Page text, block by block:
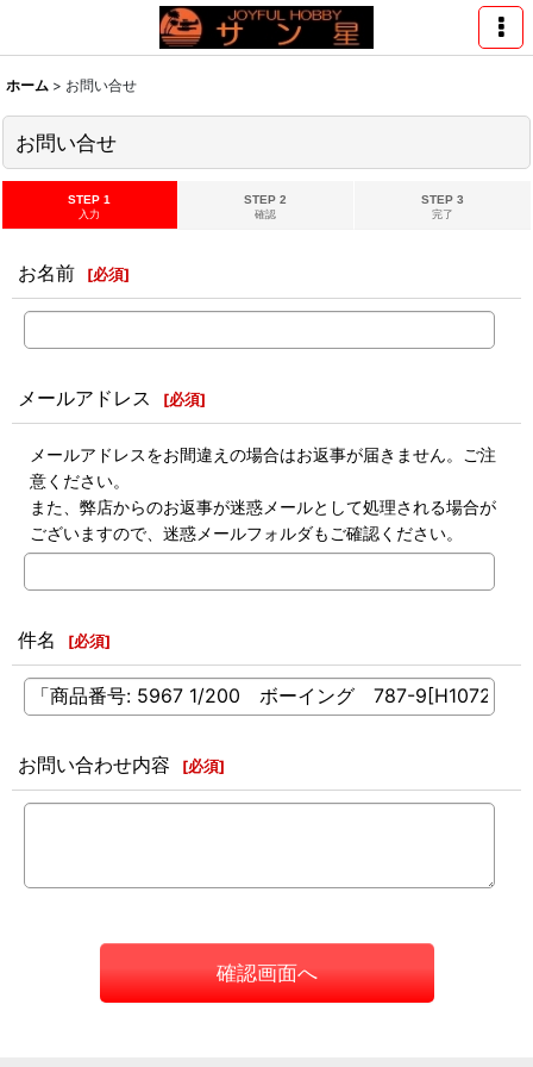
ホーム > お問い合せ
お問い合せ
STEP 1
入力
STEP 2
確認
STEP 3
完了
お名前 [必須]
メールアドレス [必須]
メールアドレスをお間違えの場合はお返事が届きません。ご注
意ください。
また、弊店からのお返事が迷惑メールとして処理される場合が
ございますので、迷惑メールフォルダもご確認ください。
件名 [必須]
お問い合わせ内容 [必須]
確認画面へ